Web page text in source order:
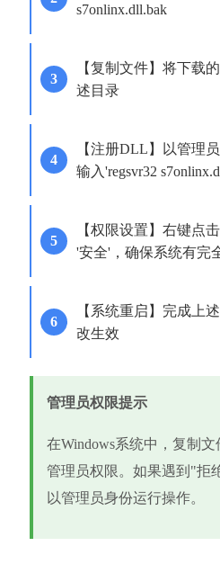
s7onlinx.dll.bak
【复制文件】将下载
述目录
【注册DLL】以管理
输入'regsvr32
【权限设置】右键点
'安全'，确保系统有完
【系统重启】完成上
改生效
管理员权限提示
在Windows系统中，复制
管理员权限。如果遇到"拒
以管理员身份运行操作。